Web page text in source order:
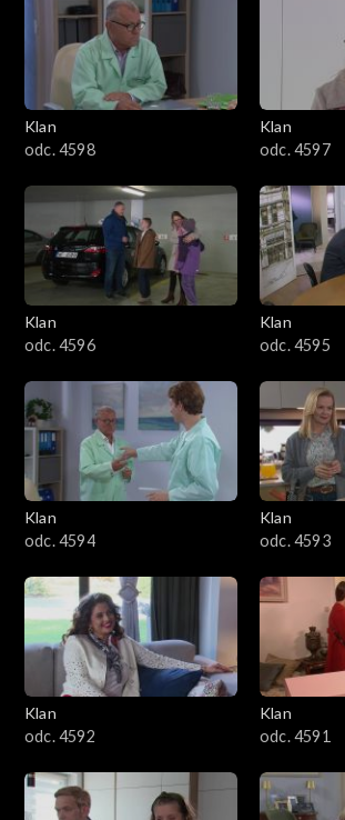
Franki i wymierza jej cios w twarz.
4201–4300
4101–4200
3901–4000
3801–3900
3701–3800
3601–3700
3501–3600
3401–3500
3201–3300
3101–3200
3001–3100
2901–3000
Klan
odc. 4598
Klan
odc. 4597
Klan
odc. 4596
Klan
odc. 4595
Klan
odc. 4594
Klan
odc. 4593
Klan
odc. 4592
Klan
odc. 4591